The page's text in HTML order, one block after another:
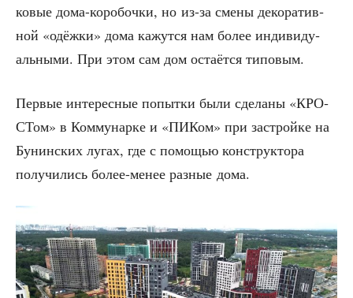
ко­вые дома-коро­боч­ки, но из-за сме­ны деко­ра­тив­
ной «одёж­ки» дома кажут­ся нам более инди­ви­ду­
аль­ны­ми. При этом сам дом оста­ёт­ся типовым.
Пер­вые инте­рес­ные попыт­ки были сде­ла­ны «КРО­
СТом» в Ком­му­нар­ке и «ПИКом» при застрой­ке на
Бунин­ских лугах, где с помо­щью кон­струк­то­ра
полу­чи­лись более-менее раз­ные дома.